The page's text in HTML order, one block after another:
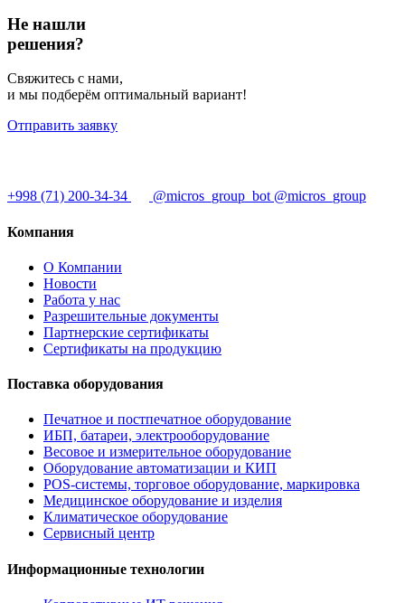
Не нашли
решения?
Свяжитесь с нами,
и мы подберём оптимальный вариант!
Отправить заявку
+998 (71) 200-34-34 @micros_group_bot @micros_group
Компания
О Компании
Новости
Работа у нас
Разрешительные документы
Партнерские сертификаты
Сертификаты на продукцию
Поставка оборудования
Печатное и постпечатное оборудование
ИБП, батареи, электрооборудование
Весовое и измерительное оборудование
Оборудование автоматизации и КИП
POS-системы, торговое оборудование, маркировка
Медицинское оборудование и изделия
Климатическое оборудование
Сервисный центр
Информационные технологии